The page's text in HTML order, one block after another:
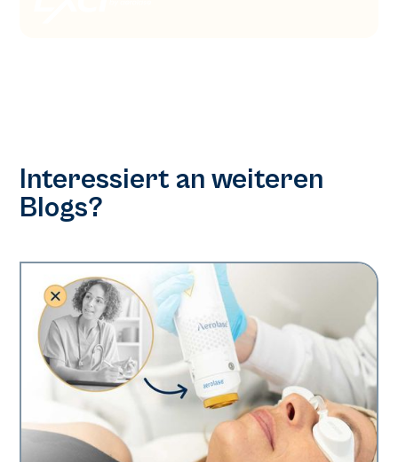
Interessiert an weiteren
Blogs?